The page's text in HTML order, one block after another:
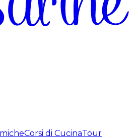
Corsi di CucinaTour